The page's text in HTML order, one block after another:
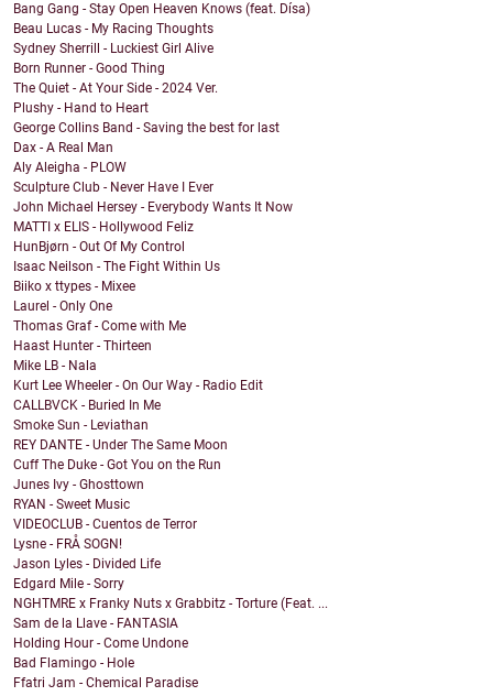
Bang Gang - Stay Open Heaven Knows (feat. Dísa)
Beau Lucas - My Racing Thoughts
Sydney Sherrill - Luckiest Girl Alive
Born Runner - Good Thing
The Quiet - At Your Side - 2024 Ver.
Plushy - Hand to Heart
George Collins Band - Saving the best for last
Dax - A Real Man
Aly Aleigha - PLOW
Sculpture Club - Never Have I Ever
John Michael Hersey - Everybody Wants It Now
MATTI x ELIS - Hollywood Feliz
HunBjørn - Out Of My Control
Isaac Neilson - The Fight Within Us
Biiko x ttypes - Mixee
Laurel - Only One
Thomas Graf - Come with Me
Haast Hunter - Thirteen
Mike LB - Nala
Kurt Lee Wheeler - On Our Way - Radio Edit
CALLBVCK - Buried In Me
Smoke Sun - Leviathan
REY DANTE - Under The Same Moon
Cuff The Duke - Got You on the Run
Junes Ivy - Ghosttown
RYAN - Sweet Music
VIDEOCLUB - Cuentos de Terror
Lysne - FRÅ SOGN!
Jason Lyles - Divided Life
Edgard Mile - Sorry
NGHTMRE x Franky Nuts x Grabbitz - Torture (Feat. ...
Sam de la Llave - FANTASIA
Holding Hour - Come Undone
Bad Flamingo - Hole
Ffatri Jam - Chemical Paradise